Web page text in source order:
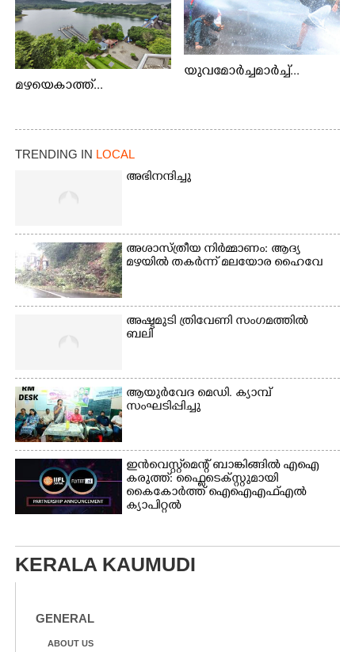
മഴയെകാത്ത്...
യുവമോർച്ചമാർച്ച്...
TRENDING IN LOCAL
അഭിനന്ദിച്ചു
അശാസ്ത്രീയ നിർമ്മാണം: ആദ്യ
മഴയിൽ തകർന്ന് മലയോര ഹൈവേ
അഷ്ടമുടി ത്രിവേണി സംഗമത്തിൽ
ബലി
ആയുർവേദ മെഡി. ക്യാമ്പ്
സംഘടിപ്പിച്ചു
ഇൻവെസ്റ്റ്മെന്റ് ബാങ്കിങ്ങിൽ എഐ
കരുത്ത്: ഫ്ലൈടെക്സ്റ്റുമായി
കൈകോർത്ത് ഐഐഎഫ്എൽ
ക്യാപിറ്റൽ
KERALA KAUMUDI
GENERAL
ABOUT US